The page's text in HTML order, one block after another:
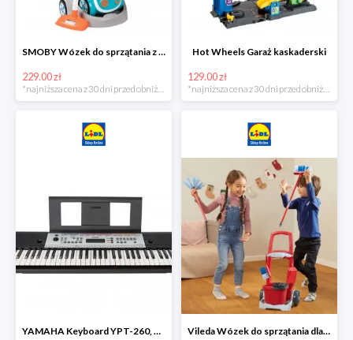
SMOBY Wózek do sprzątania z odkurzaczem
229.00 zł
Hot Wheels Garaż kaskaderski
129.00 zł
YAMAHA Keyboard YPT-260, 61 klawiszy Vileda Wózek do sprzątania dla dzieci